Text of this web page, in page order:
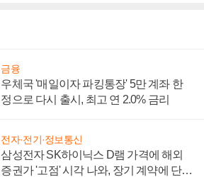
금융
우체국 '매일이자 파킹통장' 5만 계좌 한
정으로 다시 출시, 최고 연 2.0% 금리
전자·전기·정보통신
삼성전자 SK하이닉스 D램 가격에 해외
증권가 '고점' 시각 나와, 장기 계약에 단점